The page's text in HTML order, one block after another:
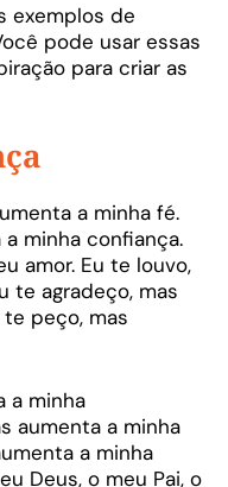
exemplos de
pode usar essas
para criar as
a minha fé.
minha confiança.
amor. Eu te louvo,
te agradeço, mas
peço, mas
a minha
aumenta a minha
a minha
Deus, o meu Pai, o